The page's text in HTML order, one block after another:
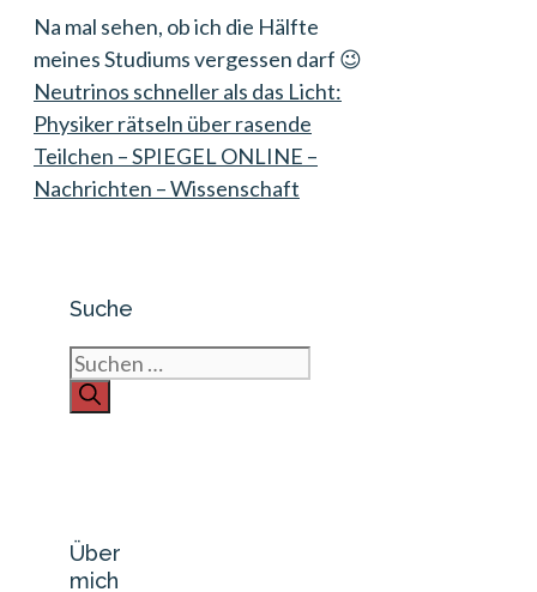
Na mal sehen, ob ich die Hälfte
meines Studiums vergessen darf 😉
Neutrinos schneller als das Licht:
Physiker rätseln über rasende
Teilchen – SPIEGEL ONLINE –
Nachrichten – Wissenschaft
Suche
Suchen
nach:
Über
mich